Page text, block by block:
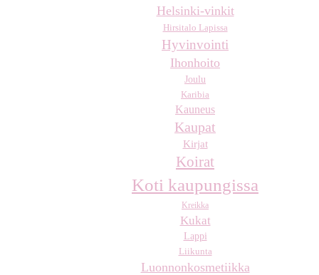
Helsinki-vinkit
Hirsitalo Lapissa
Hyvinvointi
Ihonhoito
Joulu
Karibia
Kauneus
Kaupat
Kirjat
Koirat
Koti kaupungissa
Kreikka
Kukat
Lappi
Liikunta
Luonnonkosmetiikka